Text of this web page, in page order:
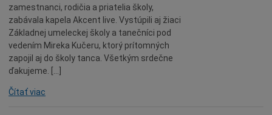
zamestnanci, rodičia a priatelia školy,
zabávala kapela Akcent live. Vystúpili aj žiaci
Základnej umeleckej školy a tanečníci pod
vedením Mireka Kučeru, ktorý prítomných
zapojil aj do školy tanca. Všetkým srdečne
ďakujeme. […]
Čítať viac